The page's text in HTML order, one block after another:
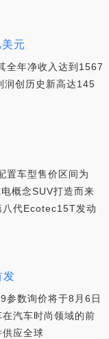
元
全年净收入达到1567
润创历史新高达145
置车型售价区间为
概念SUV打造而来
八代Ecotec15T发动
发
参数询价将于8月6日
汽车时尚领域的前
应全球